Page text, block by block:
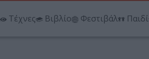
Τέχνες Βιβλίο Φεστιβάλ Παιδί